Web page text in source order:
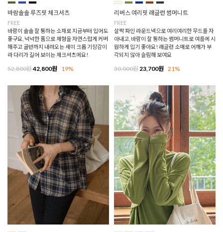
바람솔솔 루즈핏 체크셔츠
FREE
바람이 솔솔 잘 통하는 소재로 지금부터 입어도
좋구요, 넉넉한 품으로 체형을 자연스럽게 커버
해주고 골반까지 내려오는 세미 크롭 기장감이
라 다리가 길어 보이는 체크셔츠에요!
52,800원42,800원 19%
리버스 여리핏 래글런 썸머니트
FREE
살짝 파인 라운드넥으로 여리여리한 무드를 자
아내고, 바람이 잘 통하는 썸머니트로 여름에 시
원하게 입기 좋아요! 래글런 소매로 어깨가 부
각되지 않아 슬림해 보여요
30,000원 23,700원 21%